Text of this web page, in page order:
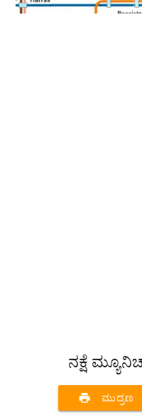
ನಕ್ಷೆ
print ಮುದ್ರಣ